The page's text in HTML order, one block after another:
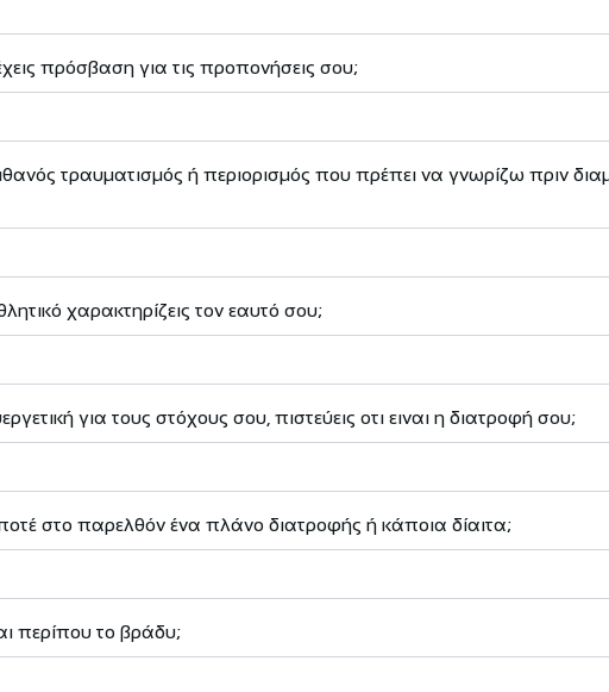
πρόσβαση για τις προπονήσεις σου;
τραυματισμός ή περιορισμός που πρέπει να γνωρίζω πριν
χαρακτηρίζεις τον εαυτό σου;
για τους στόχους σου, πιστεύεις οτι ειναι η διατροφή σου;
στο παρελθόν ένα πλάνο διατροφής ή κάποια δίαιτα;
περίπου το βράδυ;